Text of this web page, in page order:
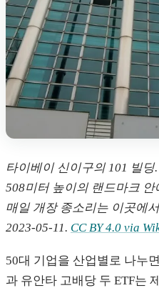
타이베이 신이구의 101 빌
508미터 높이의 랜드마크
매일 개장 종소리는 이곳에
2023-05-11. CC BY 4.0 via
50대 기업을 산업별로 나누
과 유안타 고배당 두 ETF는